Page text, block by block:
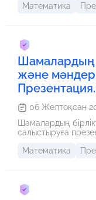
Математика
Шамалардың
және
06 Желтоқсан
Шамалардың
салыстыруға
Математика